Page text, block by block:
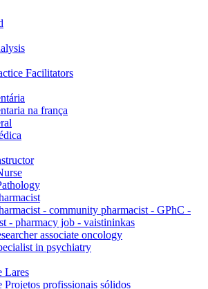
Facilitators
na frança
- community pharmacist - GPhC -
- pharmacy job - vaistininkas
associate oncology
in psychiatry
Lares
Projetos profissionais sólidos